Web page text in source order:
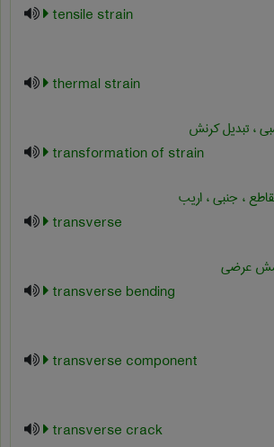
tensile strain
thermal strain
، تبدیل کرنش
transformation of strain
، جنبی ، اریب
transverse
عرضی
transverse bending
transverse component
transverse crack